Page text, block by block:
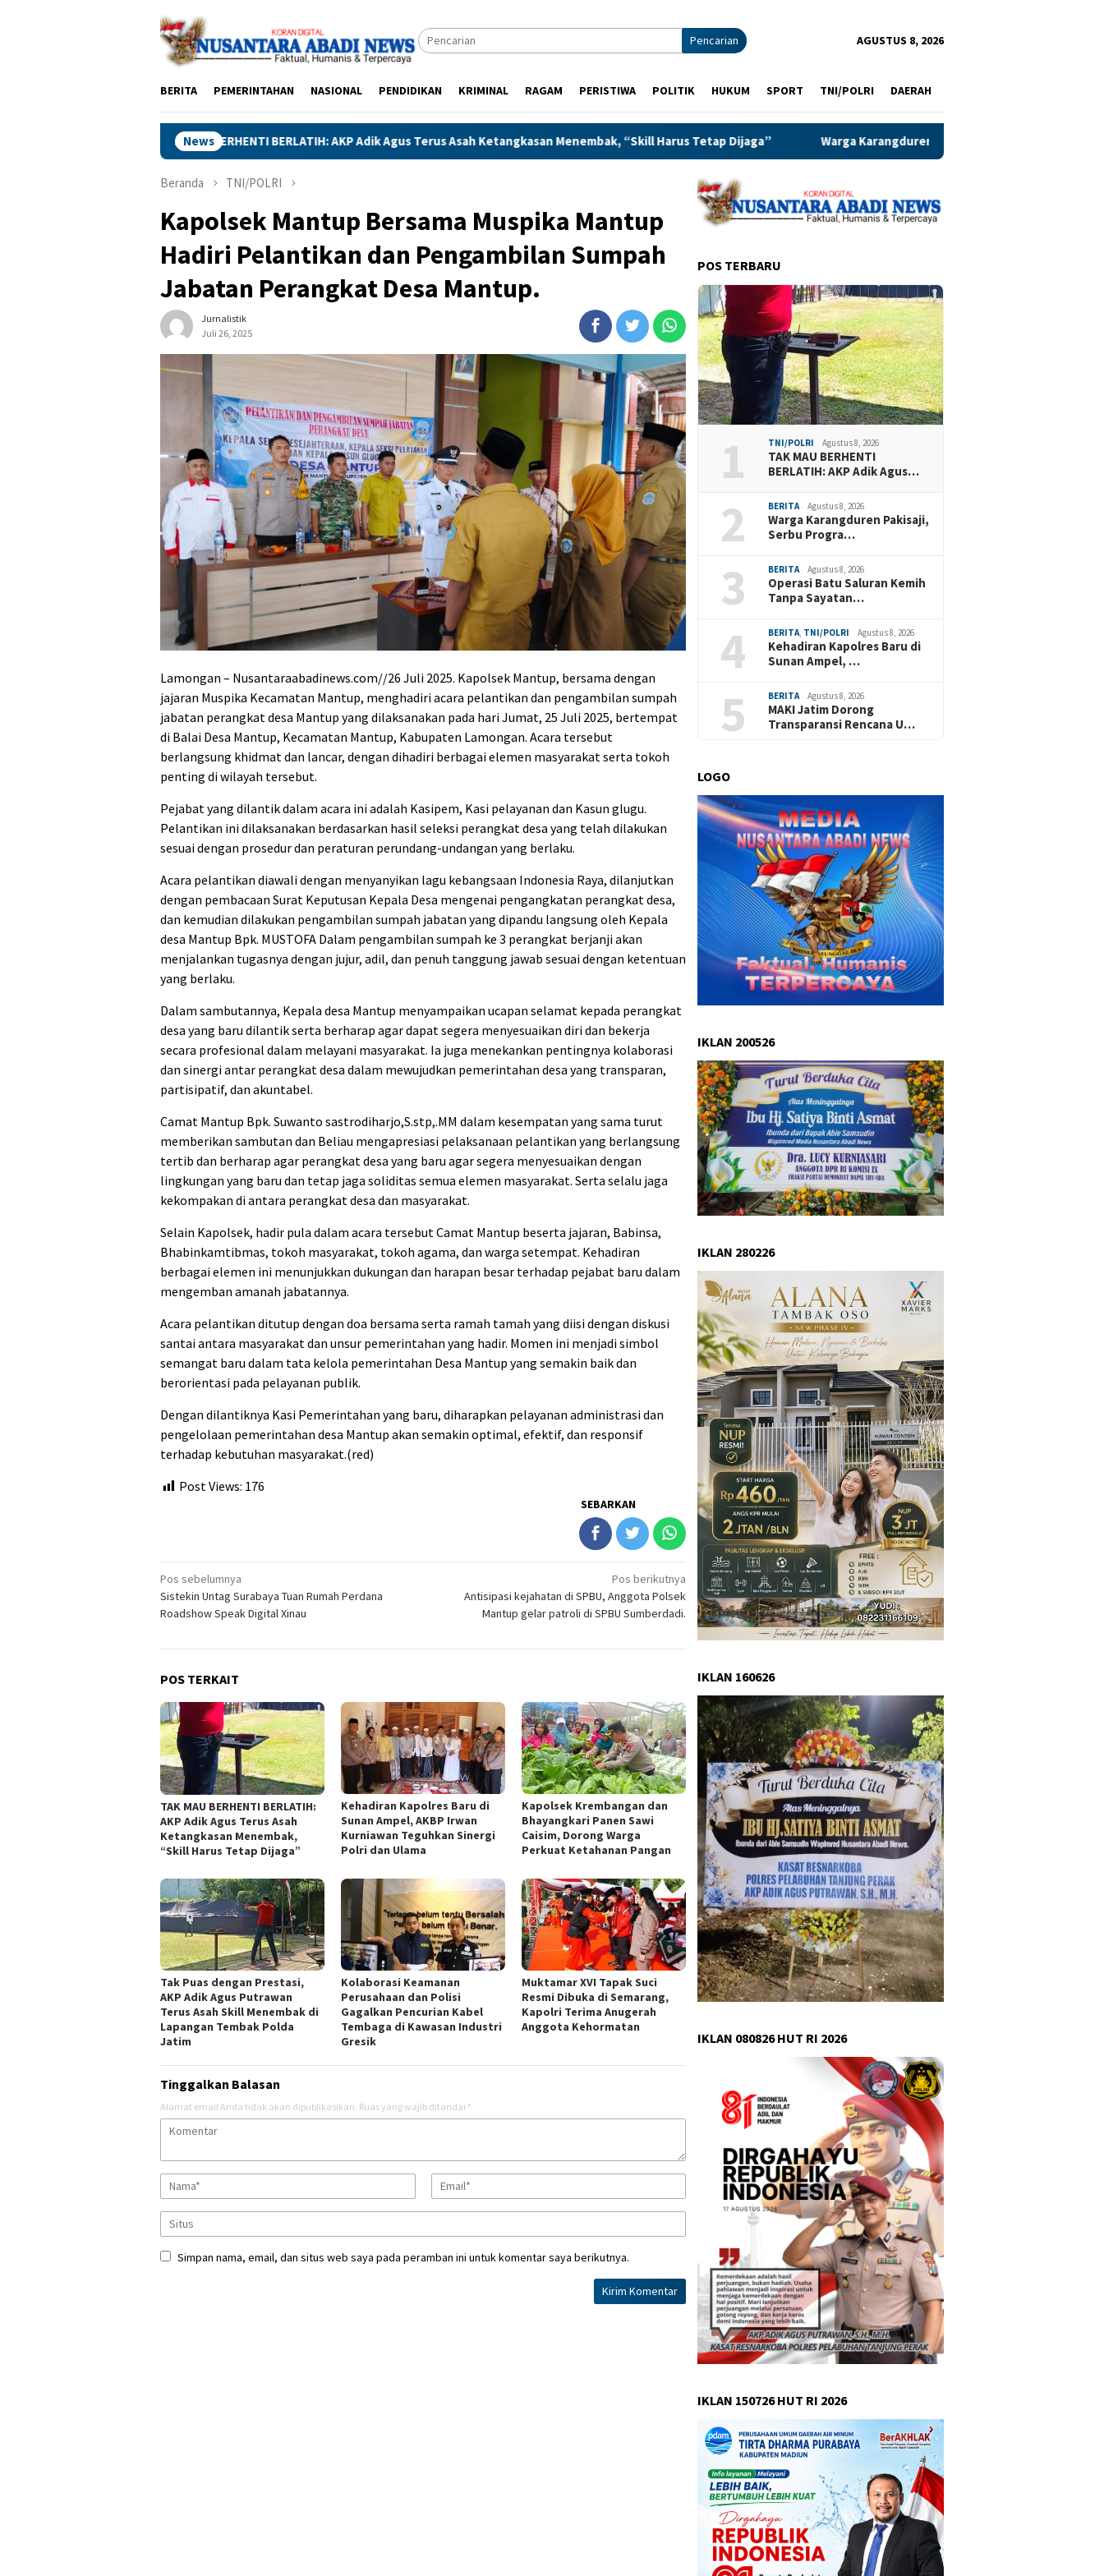
Pencarian AGUSTUS 8, 2026
BERITA PEMERINTAHAN NASIONAL PENDIDIKAN KRIMINAL RAGAM PERISTIWA POLITIK HUKUM SPORT TNI/POLRI DAERAH
News
TAK MAU BERHENTI BERLATIH: AKP Adik Agus Terus Asah Ketangkasan Menembak, “Skill Harus Tetap Dijaga” Warga Karangduren Pakisaji, Serbu Program Shuling, Penuh berkah dan
Beranda TNI/POLRI
Kapolsek Mantup Bersama Muspika Mantup
Hadiri Pelantikan dan Pengambilan Sumpah
Jabatan Perangkat Desa Mantup.
Jurnalistik
Juli 26, 2025
Lamongan – Nusantaraabadinews.com//26 Juli 2025. Kapolsek Mantup, bersama dengan
jajaran Muspika Kecamatan Mantup, menghadiri acara pelantikan dan pengambilan sumpah
jabatan perangkat desa Mantup yang dilaksanakan pada hari Jumat, 25 Juli 2025, bertempat
di Balai Desa Mantup, Kecamatan Mantup, Kabupaten Lamongan. Acara tersebut
berlangsung khidmat dan lancar, dengan dihadiri berbagai elemen masyarakat serta tokoh
penting di wilayah tersebut.
Pejabat yang dilantik dalam acara ini adalah Kasipem, Kasi pelayanan dan Kasun glugu.
Pelantikan ini dilaksanakan berdasarkan hasil seleksi perangkat desa yang telah dilakukan
sesuai dengan prosedur dan peraturan perundang-undangan yang berlaku.
Acara pelantikan diawali dengan menyanyikan lagu kebangsaan Indonesia Raya, dilanjutkan
dengan pembacaan Surat Keputusan Kepala Desa mengenai pengangkatan perangkat desa,
dan kemudian dilakukan pengambilan sumpah jabatan yang dipandu langsung oleh Kepala
desa Mantup Bpk. MUSTOFA Dalam pengambilan sumpah ke 3 perangkat berjanji akan
menjalankan tugasnya dengan jujur, adil, dan penuh tanggung jawab sesuai dengan ketentuan
yang berlaku.
Dalam sambutannya, Kepala desa Mantup menyampaikan ucapan selamat kepada perangkat
desa yang baru dilantik serta berharap agar dapat segera menyesuaikan diri dan bekerja
secara profesional dalam melayani masyarakat. Ia juga menekankan pentingnya kolaborasi
dan sinergi antar perangkat desa dalam mewujudkan pemerintahan desa yang transparan,
partisipatif, dan akuntabel.
Camat Mantup Bpk. Suwanto sastrodiharjo,S.stp,.MM dalam kesempatan yang sama turut
memberikan sambutan dan Beliau mengapresiasi pelaksanaan pelantikan yang berlangsung
tertib dan berharap agar perangkat desa yang baru agar segera menyesuaikan dengan
lingkungan yang baru dan tetap jaga soliditas semua elemen masyarakat. Serta selalu jaga
kekompakan di antara perangkat desa dan masyarakat.
Selain Kapolsek, hadir pula dalam acara tersebut Camat Mantup beserta jajaran, Babinsa,
Bhabinkamtibmas, tokoh masyarakat, tokoh agama, dan warga setempat. Kehadiran
berbagai elemen ini menunjukkan dukungan dan harapan besar terhadap pejabat baru dalam
mengemban amanah jabatannya.
Acara pelantikan ditutup dengan doa bersama serta ramah tamah yang diisi dengan diskusi
santai antara masyarakat dan unsur pemerintahan yang hadir. Momen ini menjadi simbol
semangat baru dalam tata kelola pemerintahan Desa Mantup yang semakin baik dan
berorientasi pada pelayanan publik.
Dengan dilantiknya Kasi Pemerintahan yang baru, diharapkan pelayanan administrasi dan
pengelolaan pemerintahan desa Mantup akan semakin optimal, efektif, dan responsif
terhadap kebutuhan masyarakat.(red)
Post Views: 176
SEBARKAN
Navigasi
pos
Pos sebelumnya
Sistekin Untag Surabaya Tuan Rumah Perdana
Roadshow Speak Digital Xinau
Pos berikutnya
Antisipasi kejahatan di SPBU, Anggota Polsek
Mantup gelar patroli di SPBU Sumberdadi.
POS TERKAIT
TAK MAU BERHENTI BERLATIH:
AKP Adik Agus Terus Asah
Ketangkasan Menembak,
“Skill Harus Tetap Dijaga”
Kehadiran Kapolres Baru di
Sunan Ampel, AKBP Irwan
Kurniawan Teguhkan Sinergi
Polri dan Ulama
Kapolsek Krembangan dan
Bhayangkari Panen Sawi
Caisim, Dorong Warga
Perkuat Ketahanan Pangan
Tak Puas dengan Prestasi,
AKP Adik Agus Putrawan
Terus Asah Skill Menembak di
Lapangan Tembak Polda
Jatim
Kolaborasi Keamanan
Perusahaan dan Polisi
Gagalkan Pencurian Kabel
Tembaga di Kawasan Industri
Gresik
Muktamar XVI Tapak Suci
Resmi Dibuka di Semarang,
Kapolri Terima Anugerah
Anggota Kehormatan
Tinggalkan Balasan
Alamat email Anda tidak akan dipublikasikan. Ruas yang wajib ditandai *
Simpan nama, email, dan situs web saya pada peramban ini untuk komentar saya berikutnya.
POS TERBARU
1 TNI/POLRI Agustus 8, 2026
TAK MAU BERHENTI
BERLATIH: AKP Adik Agus…
2 BERITA Agustus 8, 2026
Warga Karangduren Pakisaji,
Serbu Progra…
3 BERITA Agustus 8, 2026
Operasi Batu Saluran Kemih
Tanpa Sayatan…
4 BERITA, TNI/POLRI Agustus 8, 2026
Kehadiran Kapolres Baru di
Sunan Ampel, …
5 BERITA Agustus 8, 2026
MAKI Jatim Dorong
Transparansi Rencana U…
LOGO
IKLAN 200526
IKLAN 280226
IKLAN 160626
IKLAN 080826 HUT RI 2026
IKLAN 150726 HUT RI 2026